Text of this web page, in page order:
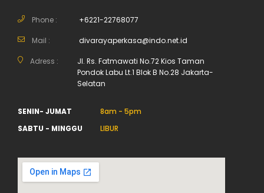
Phone : +6221-22768077
Mail : divarayaperkasa@indo.net.id
Adress :
Jl. Rs. Fatmawati No.72 Kios Taman
Pondok Labu Lt.1 Blok B No.28 Jakarta-
Selatan
SENIN- JUMAT
8am - 5pm
SABTU - MINGGU
LIBUR